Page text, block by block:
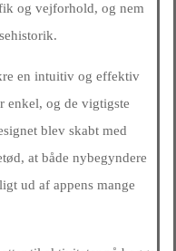
og vejforhold, og nem
en intuitiv og effektiv
enkel, og de vigtigste
blev skabt med
at både nybegyndere
ud af appens mange